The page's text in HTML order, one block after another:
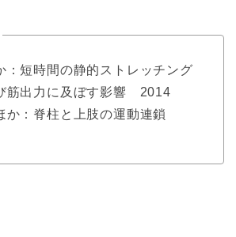
短時間の静的ストレッチング
筋出力に及ぼす影響 2014
か：脊柱と上肢の運動連鎖